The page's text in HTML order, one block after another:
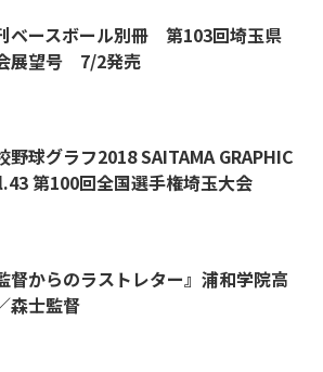
ベースボール別冊 第103回埼玉県
展望号 7/2発売
野球グラフ2018 SAITAMA GRAPHIC
第100回全国選手権埼玉大会
督からのラストレター』浦和学院高
森士監督